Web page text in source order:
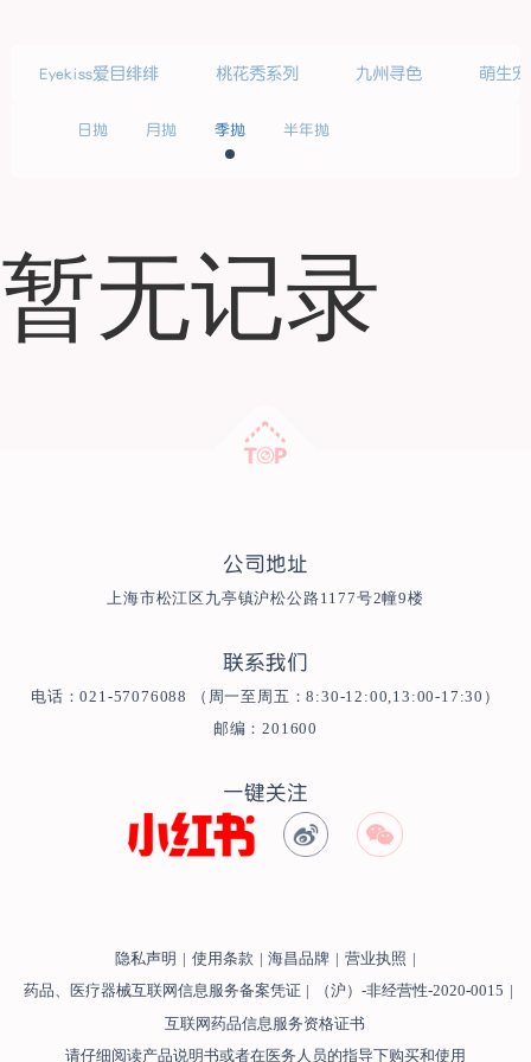
Eyekiss爱目绯绯 桃花秀系列 九州寻色 萌生
日抛 月抛 季抛 半年抛
暂无记录
公司地址
上海市松江区九亭镇沪松公路1177号2幢9楼
联系我们
电话：021-57076088 （周一至周五：8:30-12:00,13:00-17:30）
邮编：201600
一键关注
隐私声明 | 使用条款 | 海昌品牌 | 营业执照 |
药品、医疗器械互联网信息服务备案凭证
（沪）-非经营性-2020-0015
互联网药品信息服务资格证书
请仔细阅读产品说明书或者在医务人员的指导下购买和使用